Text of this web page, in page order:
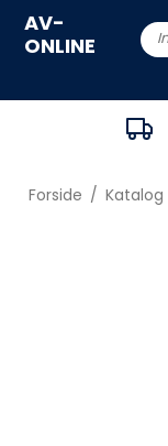
AV-
ONLINE
Forside / Katalog